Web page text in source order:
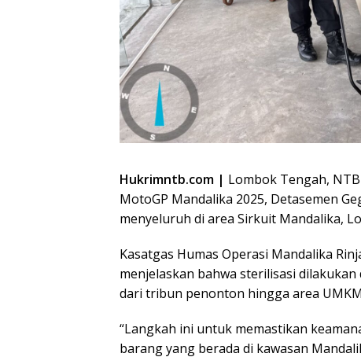
Hukrimntb.com | Lombok Tengah,
MotoGP Mandalika 2025, Detasemen
menyeluruh di area Sirkuit Mandalika,
Kasatgas Humas Operasi Mandalika
menjelaskan bahwa sterilisasi
dari tribun penonton hingga area
“Langkah ini untuk memastikan
barang yang berada di kawasan